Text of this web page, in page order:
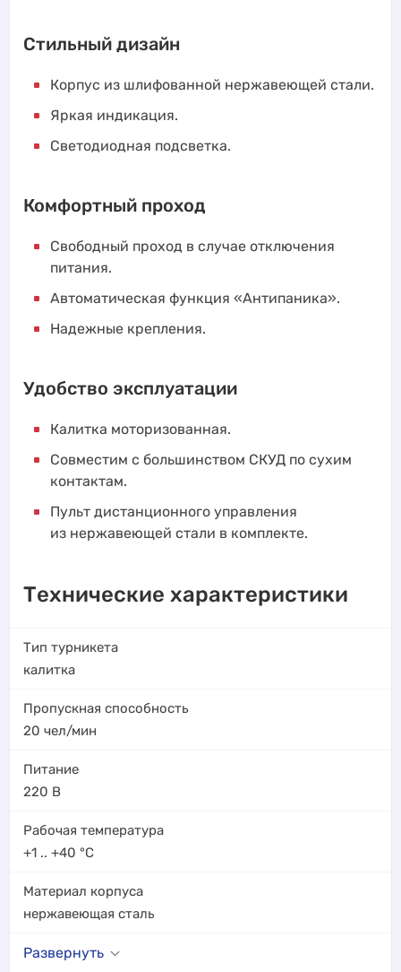
Стильный дизайн
Корпус из шлифованной нержавеющей стали.
Яркая индикация.
Светодиодная подсветка.
Комфортный проход
Свободный проход в случае отключения
питания.
Автоматическая функция «Антипаника».
Надежные крепления.
Удобство эксплуатации
Калитка моторизованная.
Совместим с большинством СКУД по сухим
контактам.
Пульт дистанционного управления
из нержавеющей стали в комплекте.
Технические характеристики
Тип турникета
калитка
Пропускная способность
20 чел/мин
Питание
220 В
Рабочая температура
+1 .. +40 °C
Материал корпуса
нержавеющая сталь
Развернуть